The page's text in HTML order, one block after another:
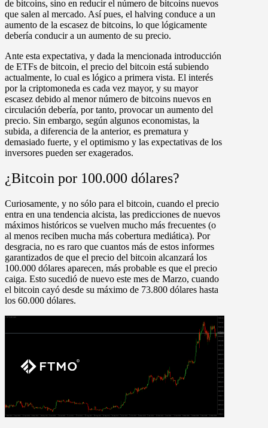
de bitcoins, sino en reducir el número de bitcoins nuevos
que salen al mercado. Así pues, el halving conduce a un
aumento de la escasez de bitcoins, lo que lógicamente
debería conducir a un aumento de su precio.
Ante esta expectativa, y dada la mencionada introducción
de ETFs de bitcoin, el precio del bitcoin está subiendo
actualmente, lo cual es lógico a primera vista. El interés
por la criptomoneda es cada vez mayor, y su mayor
escasez debido al menor número de bitcoins nuevos en
circulación debería, por tanto, provocar un aumento del
precio. Sin embargo, según algunos economistas, la
subida, a diferencia de la anterior, es prematura y
demasiado fuerte, y el optimismo y las expectativas de los
inversores pueden ser exagerados.
¿Bitcoin por 100.000 dólares?
Curiosamente, y no sólo para el bitcoin, cuando el precio
entra en una tendencia alcista, las predicciones de nuevos
máximos históricos se vuelven mucho más frecuentes (o
al menos reciben mucha más cobertura mediática). Por
desgracia, no es raro que cuantos más de estos informes
garantizados de que el precio del bitcoin alcanzará los
100.000 dólares aparecen, más probable es que el precio
caiga. Esto sucedió de nuevo este mes de Marzo, cuando
el bitcoin cayó desde su máximo de 73.800 dólares hasta
los 60.000 dólares.